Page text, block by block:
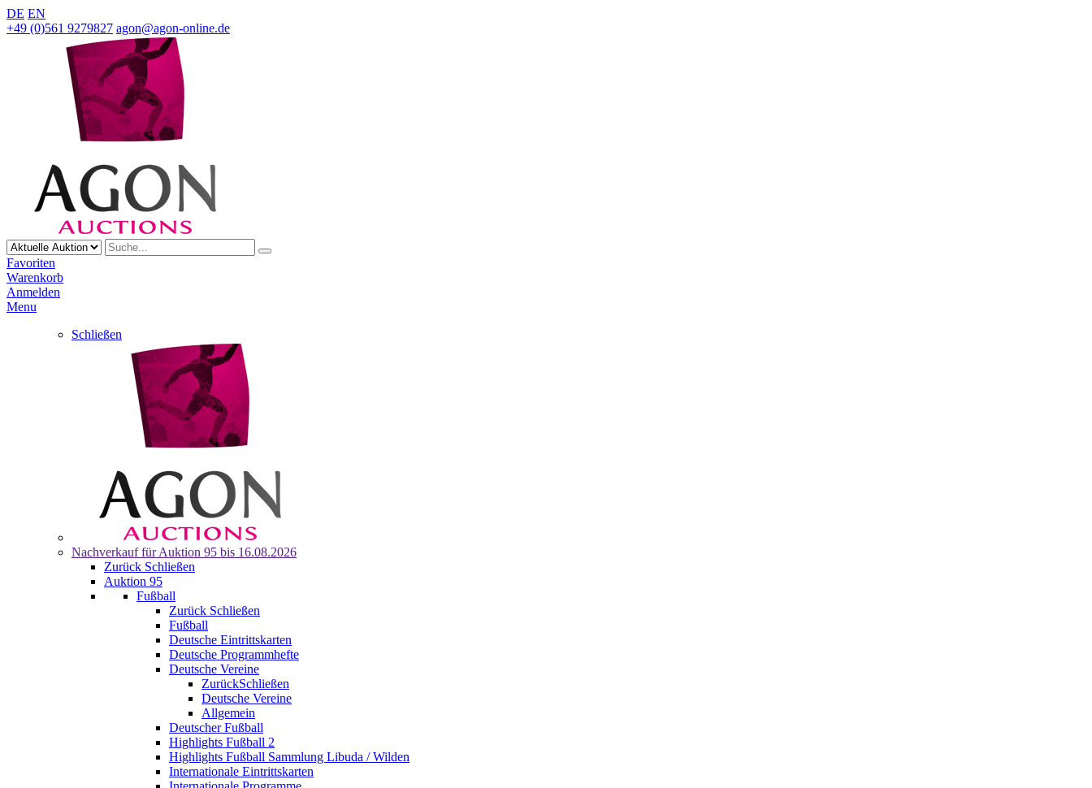
DE EN
+49 (0)561 9279827 agon@agon-online.de
Favoriten
Warenkorb
Anmelden
Menu
Schließen
Nachverkauf für Auktion 95 bis 16.08.2026
Zurück Schließen
Auktion 95
Fußball
Zurück Schließen
Fußball
Deutsche Eintrittskarten
Deutsche Programmhefte
Deutsche Vereine
ZurückSchließen
Deutsche Vereine
Allgemein
Deutscher Fußball
Highlights Fußball 2
Highlights Fußball Sammlung Libuda / Wilden
Internationale Eintrittskarten